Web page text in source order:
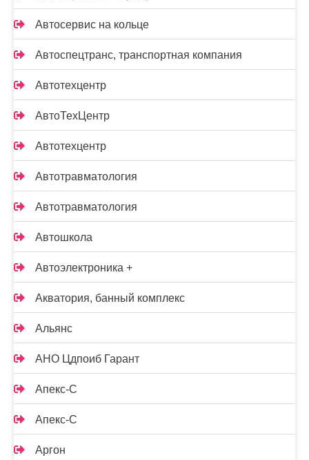
Автосервис на кольце
Автоспецтранс, транспортная компания
Автотехцентр
АвтоТехЦентр
Автотехцентр
Автотравматология
Автотравматология
Автошкола
Автоэлектроника +
Акватория, банный комплекс
Альянс
АНО Цдпоиб Гарант
Апекс-С
Апекс-С
Аргон